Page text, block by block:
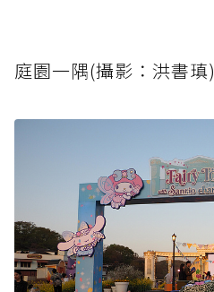
庭園一隅(攝影：洪書瑱)